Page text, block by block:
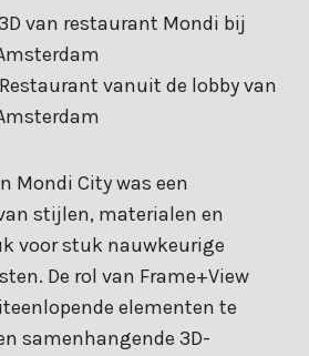
Mondi City was een
stijlen, materialen en
voor stuk nauwkeurige
De rol van Frame+View
elementen te
samenhangende 3D-